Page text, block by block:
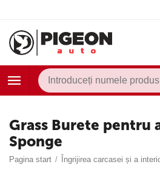
Grass Burete pentru
Sponge
Pagina start / Îngrijirea carcasei și a